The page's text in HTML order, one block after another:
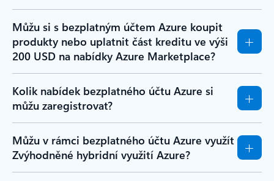
Můžu si s bezplatným účtem Azure koupit
produkty nebo uplatnit část kreditu ve výši
200 USD na nabídky Azure Marketplace?
Kolik nabídek bezplatného účtu Azure si
můžu zaregistrovat?
Můžu v rámci bezplatného účtu Azure využít
Zvýhodněné hybridní využití Azure?